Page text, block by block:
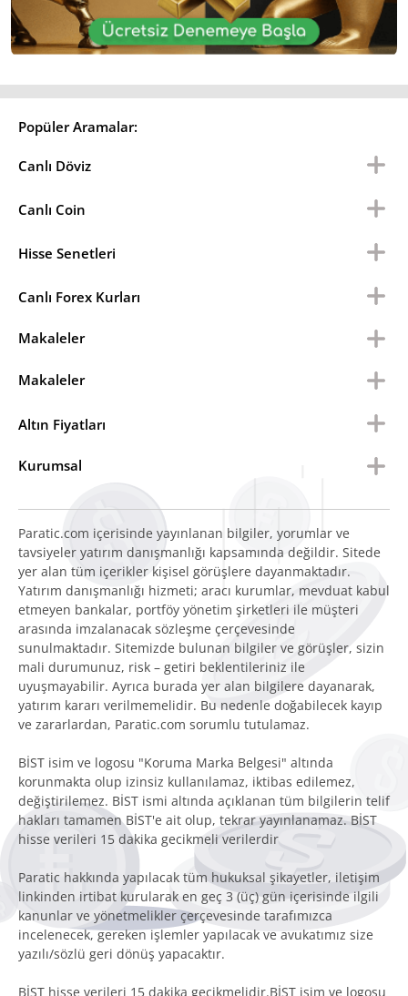
Popüler Aramalar:
Canlı Döviz
Canlı Coin
Hisse Senetleri
Canlı Forex Kurları
Makaleler
Makaleler
Altın Fiyatları
Kurumsal
Paratic.com içerisinde yayınlanan bilgiler, yorumlar ve
tavsiyeler yatırım danışmanlığı kapsamında değildir. Sitede
yer alan tüm içerikler kişisel görüşlere dayanmaktadır.
Yatırım danışmanlığı hizmeti; aracı kurumlar, mevduat kabul
etmeyen bankalar, portföy yönetim şirketleri ile müşteri
arasında imzalanacak sözleşme çerçevesinde
sunulmaktadır. Sitemizde bulunan bilgiler ve görüşler, sizin
mali durumunuz, risk – getiri beklentileriniz ile
uyuşmayabilir. Ayrıca burada yer alan bilgilere dayanarak,
yatırım kararı verilmemelidir. Bu nedenle doğabilecek kayıp
ve zararlardan, Paratic.com sorumlu tutulamaz.
BİST isim ve logosu "Koruma Marka Belgesi" altında
korunmakta olup izinsiz kullanılamaz, iktibas edilemez,
değiştirilemez. BİST ismi altında açıklanan tüm bilgilerin telif
hakları tamamen BİST'e ait olup, tekrar yayınlanamaz. BİST
hisse verileri 15 dakika gecikmeli verilerdir
Paratic hakkında yapılacak tüm hukuksal şikayetler, iletişim
linkinden irtibat kurularak en geç 3 (üç) gün içerisinde ilgili
kanunlar ve yönetmelikler çerçevesinde tarafımızca
incelenecek, gereken işlemler yapılacak ve avukatımız size
yazılı/sözlü geri dönüş yapacaktır.
BİST hisse verileri 15 dakika gecikmelidir.BİST isim ve logosu